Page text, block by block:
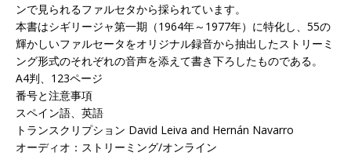
ンで見られるファルセタから採られています。
本書はシギリージャ第一期（1964年～1977年）に特化し、55の
輝かしいファルセータをオリジナル録音から抽出したストリーミ
ング形式のそれぞれの音声を添えて書き下ろしたものである。
A4判、123ページ
番号と注意事項
スペイン語、英語
トランスクリプション David Leiva and Hernán Navarro
オーディオ：ストリーミング/オンライン